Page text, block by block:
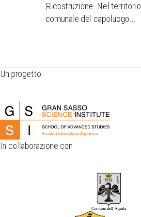
Ricostruzione. Nel territorio
comunale del capoluogo…
Un progetto
In collaborazione con